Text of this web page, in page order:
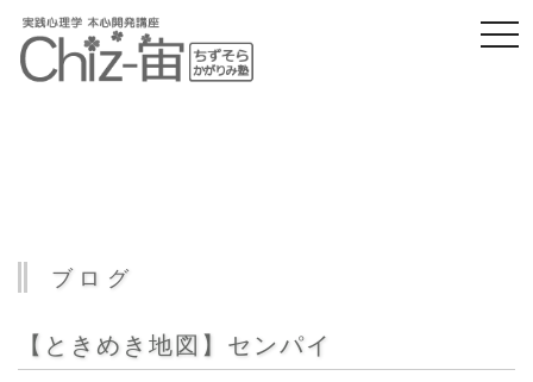
ブログ
【ときめき地図】センパイ